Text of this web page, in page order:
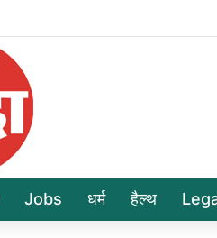
Jobs धर्म हैल्थ